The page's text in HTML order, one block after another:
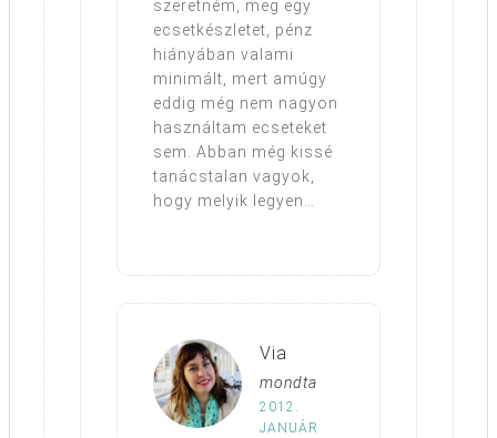
szeretném, meg egy
ecsetkészletet, pénz
hiányában valami
minimált, mert amúgy
eddig még nem nagyon
használtam ecseteket
sem. Abban még kissé
tanácstalan vagyok,
hogy melyik legyen…
Via
mondta
2012.
JANUÁR